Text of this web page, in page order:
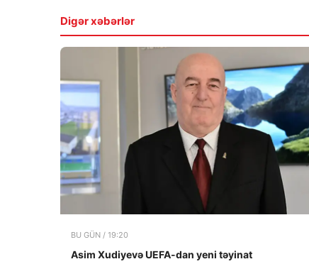
Digər xəbərlər
BU GÜN / 19:20
Asim Xudiyevə UEFA-dan yeni təyinat